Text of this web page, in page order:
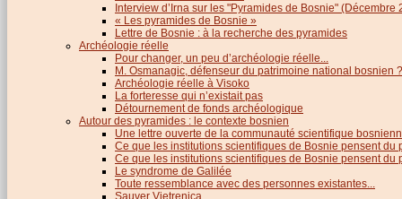
Interview d’Irna sur les "Pyramides de Bosnie" (Décembre
« Les pyramides de Bosnie »
Lettre de Bosnie : à la recherche des pyramides
Archéologie réelle
Pour changer, un peu d’archéologie réelle...
M. Osmanagic, défenseur du patrimoine national bosnien ?
Archéologie réelle à Visoko
La forteresse qui n’existait pas
Détournement de fonds archéologique
Autour des pyramides : le contexte bosnien
Une lettre ouverte de la communauté scientifique
Ce que les institutions scientifiques de Bosnie pensent du
Ce que les institutions scientifiques de Bosnie pensent du
Le syndrome de Galilée
Toute ressemblance avec des personnes existantes...